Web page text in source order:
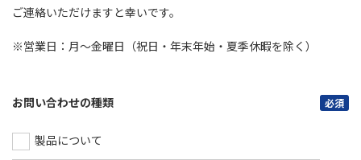
ご連絡いただけますと幸いです。
※営業日：月～金曜日（祝日・年末年始・夏季休暇を除く）
お問い合わせの種類 必須
製品について